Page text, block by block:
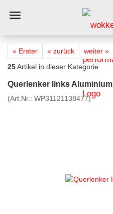
« Erster « zurück weiter »
25Artikel in dieser Kategorie
Querlenker links Aluminium
(Art.Nr.: WP31121138477)